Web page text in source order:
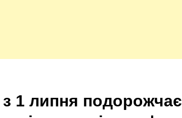
1 липня подорожчає